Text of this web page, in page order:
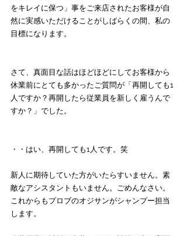
をキレイに保つ」事をご来店されたお客様が自
然に実感いただけることがしばらくの間、私の
目標になります。
さて、真面目な話はほどほどにしてお客様から
休業前にとても多かったご質問が「再開しても1
人ですか？再開したら従業員を新しく雇うんで
すか？」でした。
・・はい、再開しても1人です。笑
新人に期待していた方がいたらすいません。素
敵なアシスタントもいません。ごめんなさい。
これからもプロブのオジサンがシャンプー担当
します。